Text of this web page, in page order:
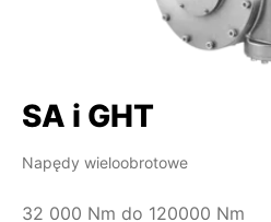
SA i GHT
Napędy wieloobrotowe
32 000 Nm do 120000 Nm